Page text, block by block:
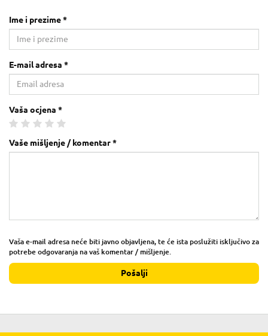
Ime i prezime *
E-mail adresa *
Vaša ocjena *
Vaše mišljenje / komentar *
Vaša e-mail adresa neće biti javno objavljena, te će ista poslužiti isključivo za
potrebe odgovaranja na vaš komentar / mišljenje.
Pošalji